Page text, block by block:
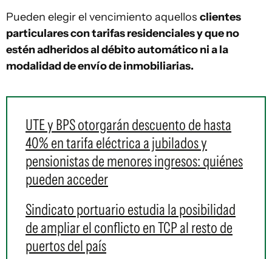
Pueden elegir el vencimiento aquellos clientes
particulares con tarifas residenciales y que no
estén adheridos al débito automático ni a la
modalidad de envío de inmobiliarias.
UTE y BPS otorgarán descuento de hasta
40% en tarifa eléctrica a jubilados y
pensionistas de menores ingresos: quiénes
pueden acceder
Sindicato portuario estudia la posibilidad
de ampliar el conflicto en TCP al resto de
puertos del país